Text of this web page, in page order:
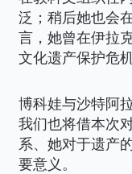
泛；稍后她也会
言，她曾在伊拉
文化遗产保护危
博科娃与沙特阿
我们也将借本次
系、她对于遗产
要意义。